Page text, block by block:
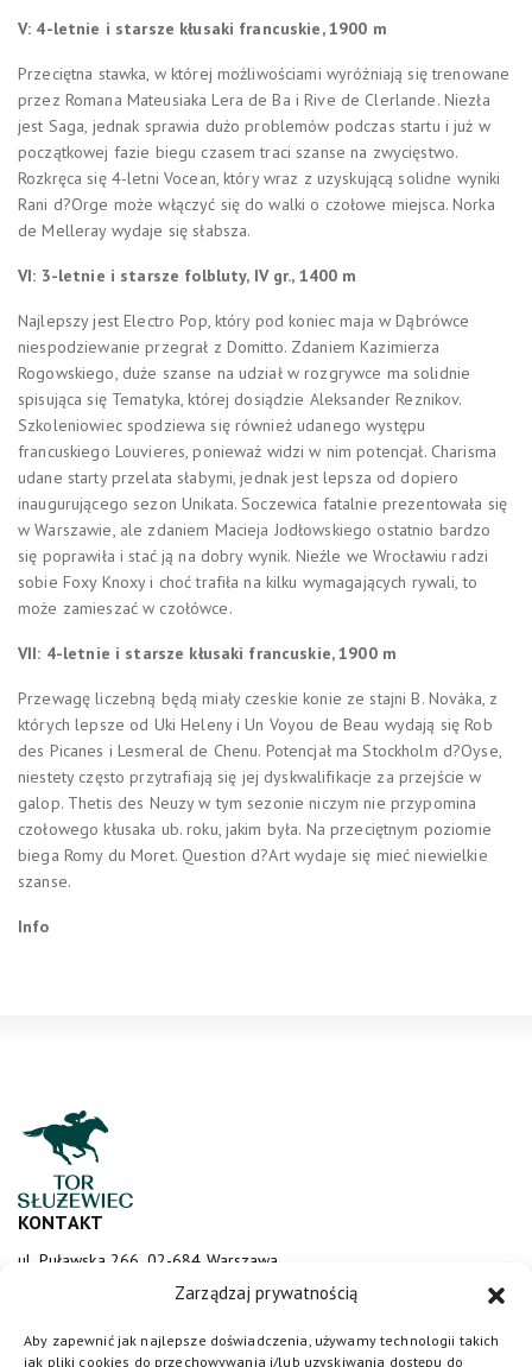
Zarządzaj prywatnością
Aby zapewnić jak najlepsze doświadczenia, używamy technologii takich
jak pliki cookies do przechowywania i/lub uzyskiwania dostępu do
V: 4-letnie i starsze kłusaki francuskie, 1900 m
Przeciętna stawka, w której możliwościami wyróżniają się trenowane
przez Romana Mateusiaka Lera de Ba i Rive de Clerlande. Niezła
jest Saga, jednak sprawia dużo problemów podczas startu i już w
początkowej fazie biegu czasem traci szanse na zwycięstwo.
Rozkręca się 4-letni Vocean, który wraz z uzyskującą solidne wyniki
Rani d?Orge może włączyć się do walki o czołowe miejsca. Norka
de Melleray wydaje się słabsza.
VI: 3-letnie i starsze folbluty, IV gr., 1400 m
Najlepszy jest Electro Pop, który pod koniec maja w Dąbrówce
niespodziewanie przegrał z Domitto. Zdaniem Kazimierza
Rogowskiego, duże szanse na udział w rozgrywce ma solidnie
spisująca się Tematyka, której dosiądzie Aleksander Reznikov.
Szkoleniowiec spodziewa się również udanego występu
francuskiego Louvieres, ponieważ widzi w nim potencjał. Charisma
udane starty przelata słabymi, jednak jest lepsza od dopiero
inaugurującego sezon Unikata. Soczewica fatalnie prezentowała się
w Warszawie, ale zdaniem Macieja Jodłowskiego ostatnio bardzo
się poprawiła i stać ją na dobry wynik. Nieźle we Wrocławiu radzi
sobie Foxy Knoxy i choć trafiła na kilku wymagających rywali, to
może zamieszać w czołówce.
VII: 4-letnie i starsze kłusaki francuskie, 1900 m
Przewagę liczebną będą miały czeskie konie ze stajni B. Nováka, z
których lepsze od Uki Heleny i Un Voyou de Beau wydają się Rob
des Picanes i Lesmeral de Chenu. Potencjał ma Stockholm d?Oyse,
niestety często przytrafiają się jej dyskwalifikacje za przejście w
galop. Thetis des Neuzy w tym sezonie niczym nie przypomina
czołowego kłusaka ub. roku, jakim była. Na przeciętnym poziomie
biega Romy du Moret. Question d?Art wydaje się mieć niewielkie
szanse.
Info
KONTAKT
ul. Puławska 266, 02-684 Warszawa
sluzewiec@totalizator.pl
KONTAKT DLA MEDIÓW